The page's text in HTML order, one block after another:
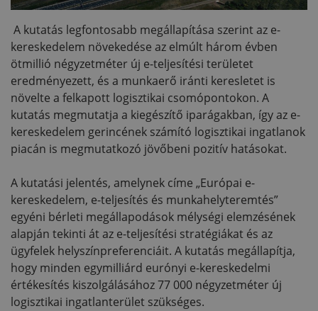
A kutatás legfontosabb megállapítása szerint az e-
kereskedelem növekedése az elmúlt három évben
ötmillió négyzetméter új e-teljesítési területet
eredményezett, és a munkaerő iránti keresletet is
növelte a felkapott logisztikai csomópontokon. A
kutatás megmutatja a kiegészítő iparágakban, így az e-
kereskedelem gerincének számító logisztikai ingatlanok
piacán is megmutatkozó jövőbeni pozitív hatásokat.
A kutatási jelentés, amelynek címe „Európai e-
kereskedelem, e-teljesítés és munkahelyteremtés”
egyéni bérleti megállapodások mélységi elemzésének
alapján tekinti át az e-teljesítési stratégiákat és az
ügyfelek helyszínpreferenciáit. A kutatás megállapítja,
hogy minden egymilliárd eurónyi e-kereskedelmi
értékesítés kiszolgálásához 77 000 négyzetméter új
logisztikai ingatlanterület szükséges.